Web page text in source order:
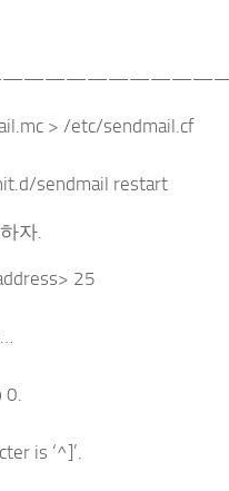
> /etc/sendmail.cf
sendmail restart
자.
25
0.
is ‘^]’.